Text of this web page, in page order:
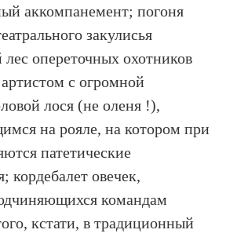
аккомпанемент; погоня
закулисья
лес опереточных охотников
с огромной
лося (не оленя !),
на рояле, на котором при
патетические
кордебалет овечек,
командам
кстати, в традиционный